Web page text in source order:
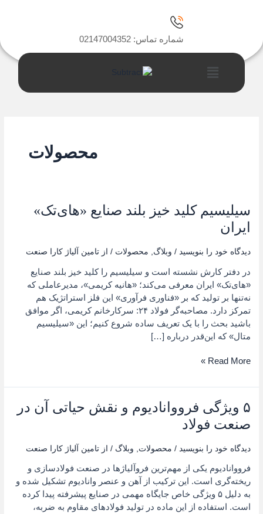
شماره تماس: 02147004352
فهرست
محصولات
سیلیسیم کلید خیز بلند صنایع «های‌تک»
ایران
دیدگاه‌ خود را بنویسید / وبلاگ, محصولات / از تامین آلیاژ کارا صنعت
در دفتر کارش نشسته است و سیلیسیم را کلید خیز بلند صنایع
«های‌تک» ایران معرفی می‌کند؛ «هانیه کریمی»، مدیرعاملی که
نه‌تنها بر تولید که بر «فناوری فرآوری» این فلز استراتژیک هم
تمرکز دارد. مصاحبه‌گر فولاد ۲۴: سرکارخانم کریمی، اگر موافق
باشید بحث را با یک تعریف ساده شروع کنیم؛ این «سیلیسیم
متال» که این‌قدر درباره […]
سیلیسیم
کلید
خیز
بلند
«های‌تک»
ایران
Read More »
۵ ویژگی فرووانادیوم و نقش حیاتی آن در
صنعت فولاد
دیدگاه‌ خود را بنویسید / محصولات وبلاگ / از تامین آلیاژ کارا صنعت
فرووانادیوم یکی از مهم‌ترین فروآلیاژها در صنعت فولادسازی و
ریخته‌گری است. این ترکیب از آهن و عنصر وانادیوم تشکیل شده و
به دلیل ۵ ویژگی خاص جایگاه مهمی در صنایع پیشرفته پیدا کرده
است. استفاده از این ماده در تولید فولادهای مقاوم به ضربه،
۵
ویژگی
فرووانادیوم
حیاتی
آن
در
صنعت